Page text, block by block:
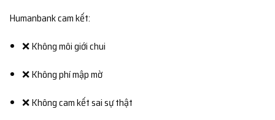
Humanbank cam kết:
❌ Không môi giới chui
❌ Không phí mập mờ
❌ Không cam kết sai sự thật